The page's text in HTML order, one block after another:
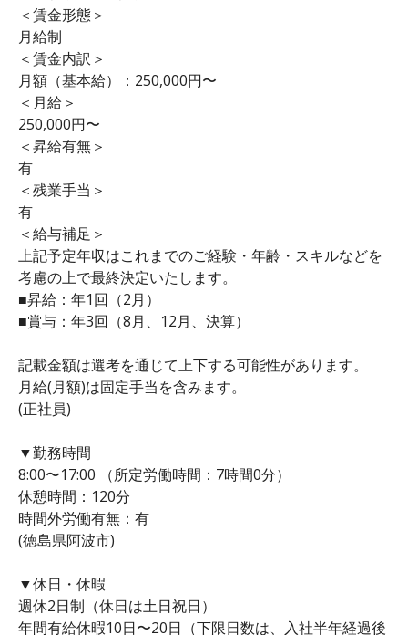
＜賃金形態＞
月給制
＜賃金内訳＞
月額（基本給）：250,000円〜
＜月給＞
250,000円〜
＜昇給有無＞
有
＜残業手当＞
有
＜給与補足＞
上記予定年収はこれまでのご経験・年齢・スキルなどを
考慮の上で最終決定いたします。
■昇給：年1回（2月）
■賞与：年3回（8月、12月、決算）
記載金額は選考を通じて上下する可能性があります。
月給(月額)は固定手当を含みます。
(正社員)
▼勤務時間
8:00〜17:00 （所定労働時間：7時間0分）
休憩時間：120分
時間外労働有無：有
(徳島県阿波市)
▼休日・休暇
週休2日制（休日は土日祝日）
年間有給休暇10日〜20日（下限日数は、入社半年経過後